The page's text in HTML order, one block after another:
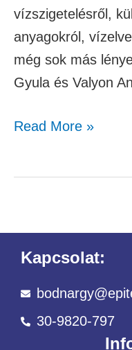
vízszigetelésről,
anyagokról,
még sok más
Gyula és Valyon
Read More »
Kapcsolat:
30-9820-797